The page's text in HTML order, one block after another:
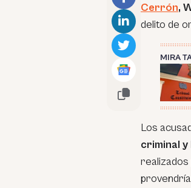
Cerrón,
delito de
MIRA
Los
criminal y